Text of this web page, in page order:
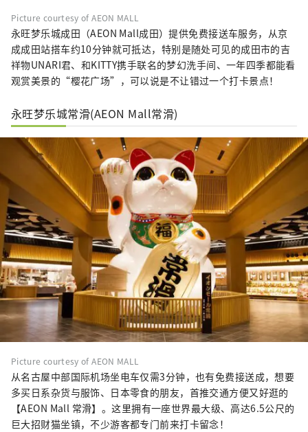
Picture courtesy of AEON MALL
永旺梦乐城成田（AEON Mall成田）提供免费接送车服务，从京
成成田站搭车约10分钟就可抵达，特别是随处可见的成田市的吉
祥物UNARI君、和KITTY携手联名的梦幻洗手间、一年四季都能看
观赏美景的“樱花广场”，可以说是不让错过一个打卡景点！
永旺梦乐城常滑(AEON Mall常滑)
Picture courtesy of AEON MALL
从名古屋中部国际机场坐电车仅需3分钟，也有免费接送成，想要
多买日系杂货与服饰、日本零食的朋友，首推交通方便又好逛的
【AEON Mall 常滑】。这里拥有一座世界最大级、高达6.5公尺的
巨大招财猫坐镇，不少游客都专门前来打卡留念！